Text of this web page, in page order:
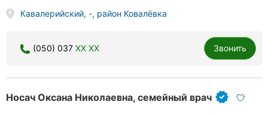
Кавалерийский, -, район Ковалёвка
(050) 037 XX XX Звонить
Носач Оксана Николаевна, семейный врач